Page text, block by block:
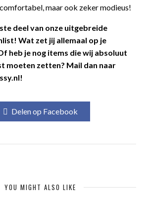
maar ook zeker modieus!
deel van onze uitgebreide
Wat zet jij allemaal op je
heb je nog items die wij absoluut
moeten zetten? Mail dan naar
Delen op Facebook
YOU MIGHT ALSO LIKE